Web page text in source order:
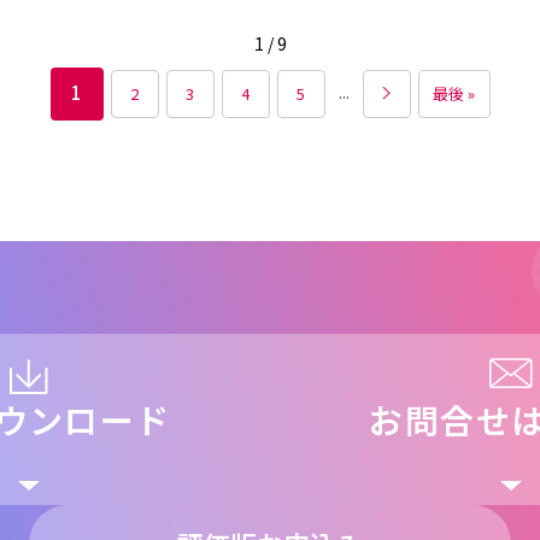
1 / 9
1 2 3 4 5 ... 最後 »
ンロード お問合せ